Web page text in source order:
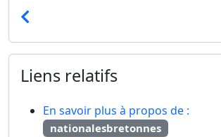
Liens relatifs
En savoir plus à propos de :
nationalesbretonnes